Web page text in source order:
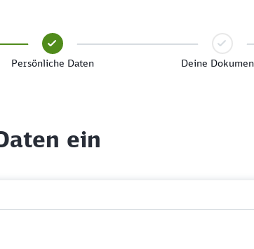
Persönliche Daten Deine
ein